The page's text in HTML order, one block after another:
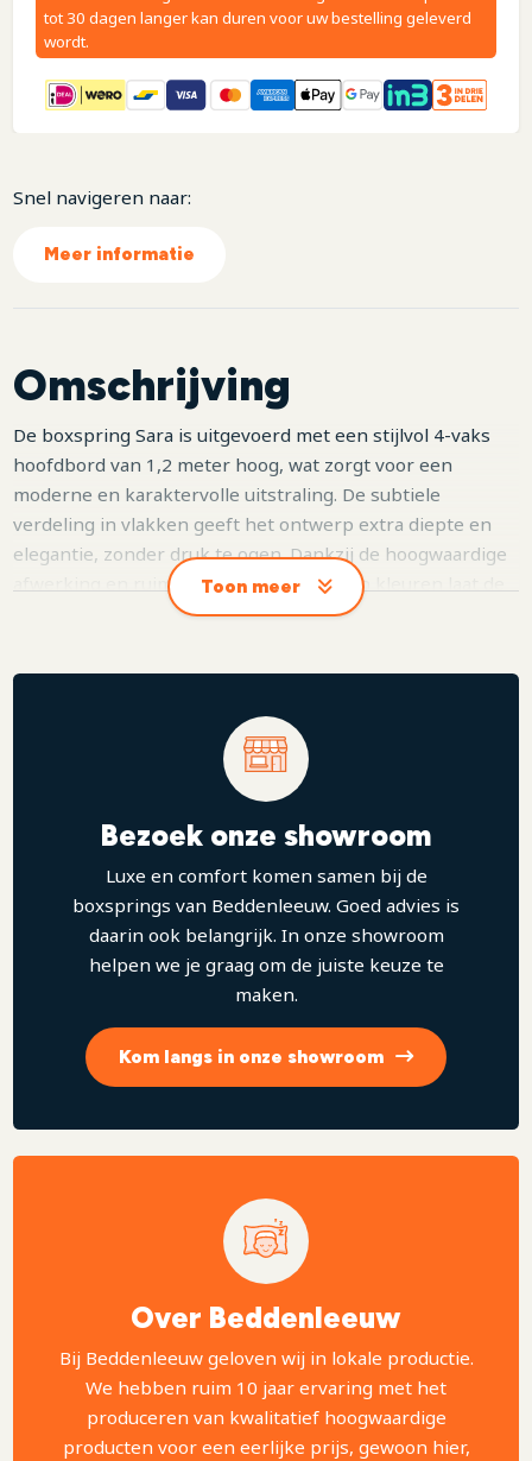
tot 30 dagen langer kan duren voor uw bestelling geleverd
wordt.
Snel navigeren naar:
Meer informatie
Omschrijving
De boxspring Sara is uitgevoerd met een stijlvol 4-vaks
hoofdbord van 1,2 meter hoog, wat zorgt voor een
moderne en karaktervolle uitstraling. De subtiele
verdeling in vlakken geeft het ontwerp extra diepte en
elegantie, zonder druk te ogen. Dankzij de hoogwaardige
afwerking en ruime keuze aan stoffen en kleuren laat de
Sara zich moeiteloos aanpassen aan elke slaapkamerstijl,
Sara uit te breiden met een TV-lift, of een bijpassend
geheel een extra luxe en symmetrische uitstraling krijgt.
Toon meer
Bezoek onze showroom
Luxe en comfort komen samen bij de
boxsprings van Beddenleeuw. Goed advies is
daarin ook belangrijk. In onze showroom
helpen we je graag om de juiste keuze te
maken.
Kom langs in onze showroom
Over Beddenleeuw
Bij Beddenleeuw geloven wij in lokale productie.
We hebben ruim 10 jaar ervaring met het
produceren van kwalitatief hoogwaardige
producten voor een eerlijke prijs, gewoon hier,